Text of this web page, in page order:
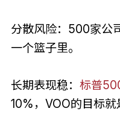
分散风险：500家公
一个篮子里。
长期表现稳： 标普
10%，VOO的目标就